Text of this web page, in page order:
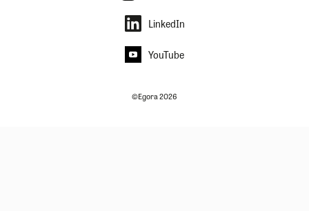
LinkedIn
YouTube
©Egora 2026